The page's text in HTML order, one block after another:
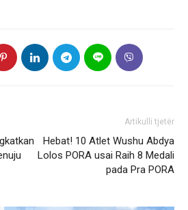
Artikulli tjetër
Hebat! 10 Atlet Wushu Abdya
Lolos PORA usai Raih 8 Medali
pada Pra PORA